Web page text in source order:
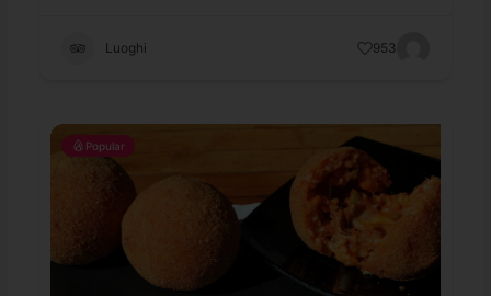
Luoghi 953
Popular